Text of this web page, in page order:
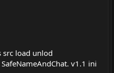
о
с
src load unlod
v1.1 ini